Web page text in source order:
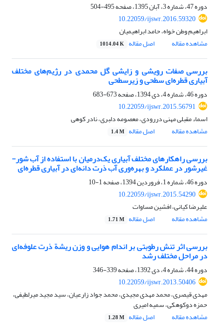
دوره 47، شماره 3، آبان 1395، صفحه
495-504
10.22059/ijswr.2016.59320
ابراهیم وطن خواه، حامد ابراهیمیان
مشاهده مقاله
اصل مقاله 1014.04 K
بررسی صفات رویشی و زایشی گل محمدی در رژیم‌های مختلف
آبیاری قطره‌ای سطحی و زیر‌سطحی
دوره 46، شماره 4، دی 1394، صفحه
673-683
10.22059/ijswr.2015.56791
اسماء مقبلی مهنی دررودی، معصومه دلبری، نادر کوهی
مشاهده مقاله
اصل مقاله 1.4 M
بررسی راهکارهای مختلف آبیاری یک‌درمیان با استفاده از آب شور-
غیرشور در عملکرد و بهره‌وری آب ذرت دانه‌ای در آبیاری قطره‌ای
دوره 46، شماره 1، فروردین 1394، صفحه
1-10
10.22059/ijswr.2015.54290
علیرضا کیانی، افشین مساوات
مشاهده مقاله
اصل مقاله 1.71 M
بررسی اثر تنش رطوبتی بر اندام هوایی و وزن ریشة ذرت علوفه‌ای
در مراحل مختلف رشد
دوره 44، شماره 4، دی 1392، صفحه
339-346
10.22059/ijswr.2013.50406
مهدی قیصری، محمد مهدی مجیدی، محمد جواد زارعیان، سید مجید میرلطیفی،
حمزه دوکوهکی، سمیه امیری
مشاهده مقاله
اصل مقاله 1.28 M